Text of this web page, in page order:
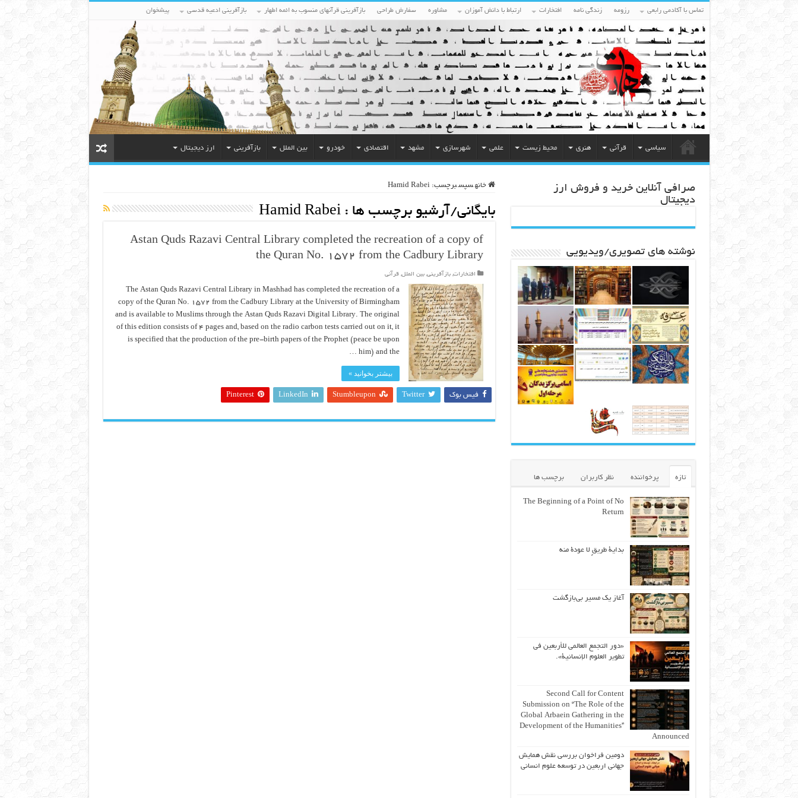
تماس با آکادمی رابعی رزومه زندگی نامه افتخارات ارتباط با دانش آموزان مشاوره سفارش طراحی بازآفرینی قرآنهای منسوب به ائمه اطهار بازآفرینی ادعیه قدسی پیشخوان
سیاسی قرآنی هنری محیط زیست علمی شهرسازی مشهد اقتصادی خودرو بین الملل بازآفرینی ارز دیجیتال
خانه سپس برچسب:Hamid Rabei
بایگانی/آرشیو برچسب ها :Hamid Rabei
Astan Quds Razavi Central Library completed the recreation of a copy of
the Quran No. 1572 from the Cadbury Library
افتخارات,بازآفرینی,بین الملل,قرآنی
The Astan Quds Razavi Central Library in Mashhad has completed the recreation of a
copy of the Quran No. 1572 from the Cadbury Library at the University of Birmingham
and is available to Muslims through the Astan Quds Razavi Digital Library. The original
of this edition consists of 4 pages and, based on the radio carbon tests carried out on it, it
is specified that the production of the pre-birth papers of the Prophet (peace be upon
him) and the …
بیشتر بخوانید »
فیس بوک Twitter
Stumbleupon
LinkedIn
Pinterest
صرافی آنلاین خرید و فروش ارز
دیجیتال
نوشته های تصویری/ویدیویی
تازه پرخواننده نظر کاربران برچسب ها
The Beginning of a Point of No
Return
بداية طريقٍ لا عودة منه
آغاز یک مسیر بی‌بازگشت
«دور التجمع العالمي للأربعين في
تطوير العلوم الإنسانية».
Second Call for Content
Submission on “The Role of the
Global Arbaein Gathering in the
Development of the Humanities”
Announced
دومین فراخوان بررسی نقش همایش
جهانی اربعین در توسعه علوم انسانی